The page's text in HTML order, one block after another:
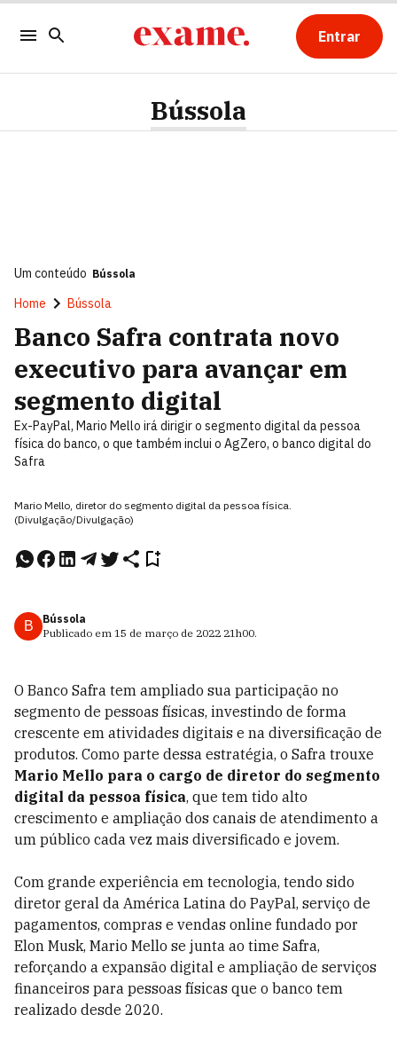
Entrar
Bússola
Um conteúdo Bússola
Home Bússola
Banco Safra contrata novo
executivo para avançar em
segmento digital
Ex-PayPal, Mario Mello irá dirigir o segmento digital da pessoa
física do banco, o que também inclui o AgZero, o banco digital do
Safra
Mario Mello, diretor do segmento digital da pessoa física.
(Divulgação/Divulgação)
B
Bússola
Publicado em 15 de março de 2022 21h00.
O Banco Safra tem ampliado sua participação no
segmento de pessoas físicas, investindo de forma
crescente em atividades digitais e na diversificação de
produtos. Como parte dessa estratégia, o Safra trouxe
Mario Mello para o cargo de diretor do segmento
digital da pessoa física, que tem tido alto
crescimento e ampliação dos canais de atendimento a
um público cada vez mais diversificado e jovem.
Com grande experiência em tecnologia, tendo sido
diretor geral da América Latina do PayPal, serviço de
pagamentos, compras e vendas online fundado por
Elon Musk, Mario Mello se junta ao time Safra,
reforçando a expansão digital e ampliação de serviços
financeiros para pessoas físicas que o banco tem
realizado desde 2020.